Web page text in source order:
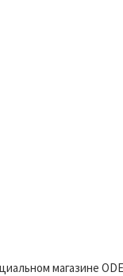
магазине